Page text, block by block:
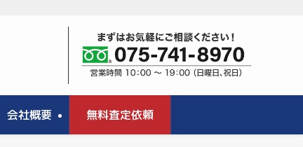
会社概要 無料査定依頼